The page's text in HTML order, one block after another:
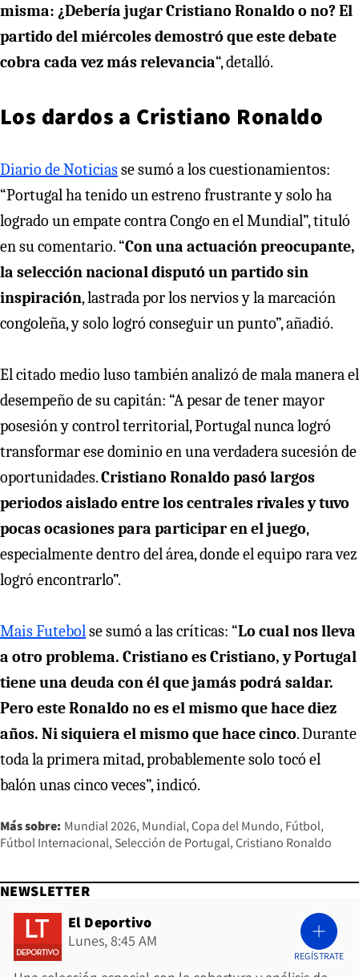
misma: ¿Debería jugar Cristiano Ronaldo o no? El
partido del miércoles demostró que este debate
cobra cada vez más relevancia“, detalló.
Los dardos a Cristiano Ronaldo
Diario de Noticiasse sumó a los cuestionamientos:
“Portugal ha tenido un estreno frustrante y solo ha
logrado un empate contra Congo en el Mundial”, tituló
en su comentario. “Con una actuación preocupante,
la selección nacional disputó un partido sin
inspiración, lastrada por los nervios y la marcación
congoleña, y solo logró conseguir un punto”, añadió.
El citado medio luso también analizó de mala manera el
desempeño de su capitán: “A pesar de tener mayor
posesión y control territorial, Portugal nunca logró
transformar ese dominio en una verdadera sucesión de
oportunidades.Cristiano Ronaldo pasó largos
periodos aislado entre los centrales rivales y tuvo
pocas ocasiones para participar en el juego,
especialmente dentro del área, donde el equipo rara vez
logró encontrarlo”.
Mais Futebolse sumó a las críticas: “Lo cual nos lleva
a otro problema. Cristiano es Cristiano, y Portugal
tiene una deuda con él que jamás podrá saldar.
Pero este Ronaldo no es el mismo que hace diez
años. Ni siquiera el mismo que hace cinco. Durante
toda la primera mitad, probablemente solo tocó el
balón unas cinco veces”, indicó.
Más sobre: Mundial 2026 Mundial Copa del Mundo Fútbol
Fútbol Internacional Selección de Portugal Cristiano Ronaldo
NEWSLETTER
El Deportivo
Lunes, 8:45 AM
REGÍSTRATE